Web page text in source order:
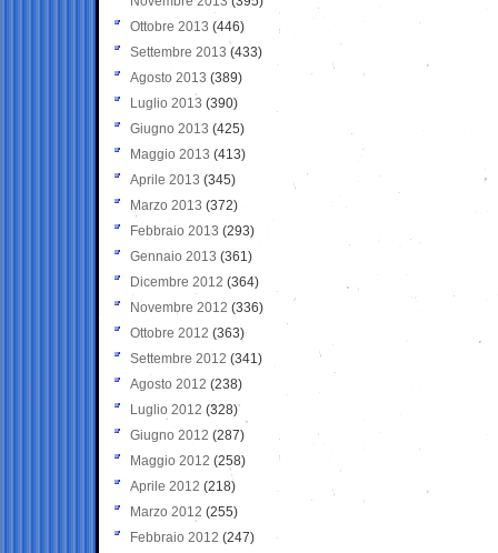
Ottobre 2013 (446)
Settembre 2013 (433)
Agosto 2013 (389)
Luglio 2013 (390)
Giugno 2013 (425)
Maggio 2013 (413)
Aprile 2013 (345)
Marzo 2013 (372)
Febbraio 2013 (293)
Gennaio 2013 (361)
Dicembre 2012 (364)
Novembre 2012 (336)
Ottobre 2012 (363)
Settembre 2012 (341)
Agosto 2012 (238)
Luglio 2012 (328)
Giugno 2012 (287)
Maggio 2012 (258)
Aprile 2012 (218)
Marzo 2012 (255)
Febbraio 2012 (247)